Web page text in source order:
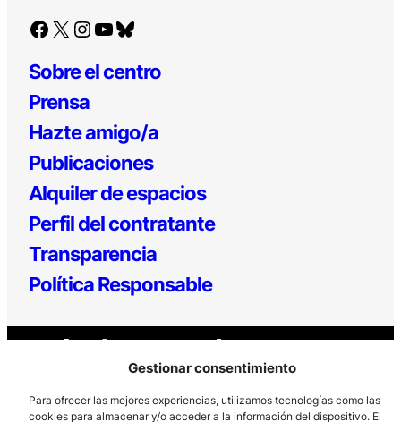
Gestionar consentimiento
Para ofrecer las mejores experiencias, utilizamos tecnologías como las
cookies para almacenar y/o acceder a la información del dispositivo. El
Facebook X Instagram YouTube Bluesky
Sobre el centro
Prensa
Hazte amigo/a
Publicaciones
Alquiler de espacios
Perfil del contratante
Transparencia
Política Responsable